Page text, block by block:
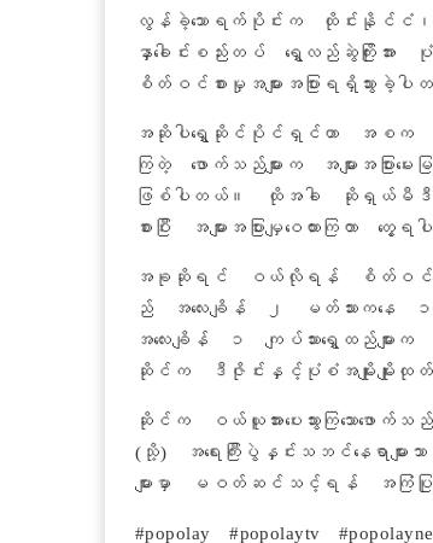
လွန်ခဲ့သောရက်ပိုင်းက ထိုင်းနိုင်ငံ
နှာခေါင်းစည်းတပ် ရွှေလည်ဆွဲကြိုးအာ
စိတ်ဝင်စားမှုအများအပြားရရှိသွားခဲ့ပ
အဆိုပါရွှေဆိုင်ပိုင်ရှင်ဟာ အစက
ကြတဲ့ ဖောက်သည်များက အများအပြာ
ဖြစ်ပါတယ်။ ထိုအခါ ဆိုရှယ်မီဒီယာ
စားပြီး အများအပြားမျှဝေထားကြတာ တွေ့
အခုဆိုရင် ဝယ်လိုရန် စိတ်ဝင်စားတဲ့ဖေ
ည် အလေးချိန် ၂ မတ်သားကနေ ၁၀ က
အလေးချိန် ၁ ကျပ်သားရွှေထည်မျာ
ဆိုင်က ဒီဇိုင်းနှင့်ပုံစံအမျိုးမျိုးထုတ်လုပ်
ဆိုင်က ဝယ်ယူအားပေးသွားကြသောဖော
(သို့) အရေးကြီးပွဲနှင်းသဘင်နေရာ
များမှာ မဝတ်ဆင်သင့်ရန် အကြံပြုထ
#popolay #popolaytv